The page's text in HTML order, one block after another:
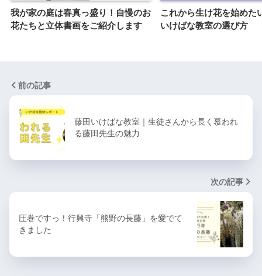
我が家の庭は春真っ盛り！自慢のお
花たちと立体書画をご紹介します
これから生け花を始め
いけばな教室の選び方
前の記事
藤田いけばな教室｜生徒さんから長く慕われ
る藤田先生の魅力
次の記事
圧巻ですっ！行興寺「熊野の長藤」を愛でて
きました